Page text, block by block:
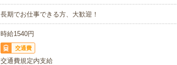
長期でお仕事できる方、大歓迎！
時給1540円
交通費
交通費規定内支給